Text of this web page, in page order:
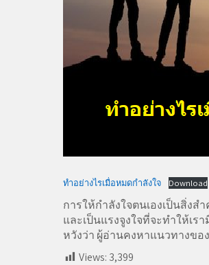
ทำอย่างไรเมื่อหมดกำลังใจ Download
การให้กำลังใจตนเองเป็นสิ่ง
และเป็นแรงจูงใจที่จะทำให้เร
หวังว่า ผู้อ่านคงหาแนวทางขอ
Views: 3,399